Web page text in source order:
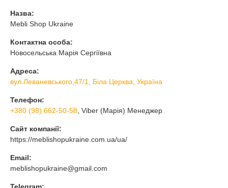
Назва:
Mebli Shop Ukraine
Контактна особа:
Новосельська Марія Сергіївна
Адреса:
вул.Леваневського,47/1, Біла Церква, Україна
Телефон:
+380 (98) 662-50-58 , Viber (Марія) Менеджер
Сайт компанії:
https://meblishopukraine.com.ua/ua/
Email:
meblishopukraine@gmail.com